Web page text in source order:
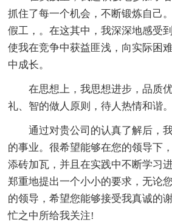
抓住了每一个机会，不断锻炼自己
假工，。在这其中，我深深地感受
使我在竞争中获益匪浅，向实际困
中成长。
在思想上，我思想进步，品质
礼、智的做人原则，待人热情和谐。
通过对贵公司的认真了解后，
的事业。很希望能够在您的领导下
添砖加瓦，并且在实践中不断学习
郑重地提出一个小小的要求，无论
的领导，希望您能够接受我真诚的
忙之中所给我关注!